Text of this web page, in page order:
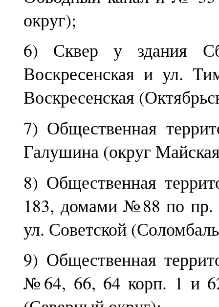
округ);
6) Сквер у здания
Воскресенская и ул.
Воскресенская
7) Общественная
Галушина (округ
8) Общественная
183, домами №88 по
ул. Советской
9) Общественная
№64, 66, 64 корп. 1 и